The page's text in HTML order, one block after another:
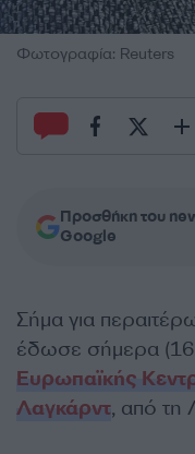
Φωτογραφία: Reuters
Προσθήκη του
Google
Σήμα για
έδωσε σήμερα
Ευρωπαϊκής
Λαγκάρντ, από τη